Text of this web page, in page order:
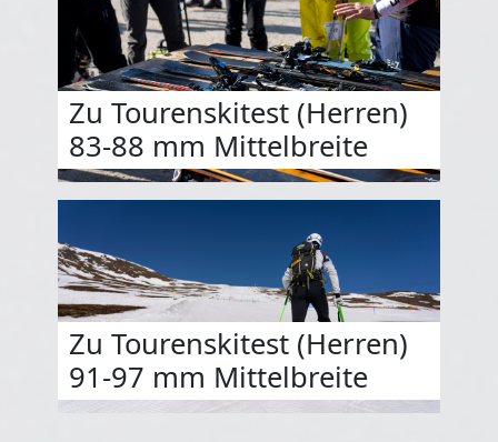
Zu Tourenskitest (Herren)
83-88 mm Mittelbreite
Zu Tourenskitest (Herren)
91-97 mm Mittelbreite